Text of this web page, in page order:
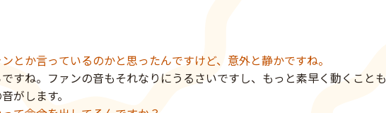
とか言っているのかと思ったんですけど、意外と静かですね。
すね。ファンの音もそれなりにうるさいですし、もっと素早く動くことも
がします。